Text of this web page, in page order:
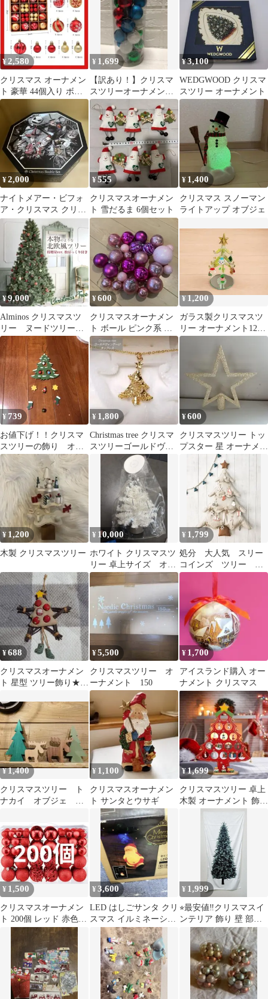
¥ 2,580
クリスマス オーナメン
ト 豪華 44個入り ボー
ル セット 北欧風 赤×ゴ
¥ 1,699
【訳あり！】クリスマ
スツリーオーナメント
3.5cm 24個入り クリス
マス飾り
¥3,100
WEDGWOOD クリスマ
スツリー オーナメント
¥2,000
ナイトメアー・ビフォ
ア・クリスマス クリス
マスオーナメントセッ
¥555
クリスマスオーナメン
ト 雪だるま 6個セット
¥ 1,400
クリスマス スノーマン
ライトアップ オブジェ
¥9,000
Alminos クリスマスツ
リー ヌードツリー
180cm
¥600
クリスマスオーナメン
ト ボール ピンク系 ま
とめ売り
¥1,200
ガラス製クリスマスツ
リー オーナメント12個
付き 卓上飾り
¥ 739
お値下げ！！クリスマ
スツリーの飾り オー
ナメント 木製
¥ 1,800
Christmas tree クリスマ
スツリーゴールドヴィ
ンテージネックレス
¥600
クリスマスツリー トッ
プスター 星 オーナメン
¥ 1,200
木製 クリスマスツリー
¥ 10,000
ホワイト クリスマスツ
リー 卓上サイズ オカ
ベマキコさんの作品
¥ 1,799
処分 大人気 スリー
コインズ ツリー
3COINS クリスマス
クリスマスツリー
¥688
クリスマスオーナメン
ト 星型 ツリー飾り★カ
み
¥5,500
クリスマスツリー オ
ーナメント 150
¥ 1,700
アイスランド購入 オー
ナメント クリスマス
¥1,400
クリスマスツリー ト
ナカイ オブジェ イ
物 オーナメント 木
製
¥ 1,100
クリスマスオーナメン
ト サンタとウサギ
¥1,699
クリスマスツリー 卓上
木製 オーナメント 飾り
¥ 1,500
クリスマスオーナメン
ト 200個 レッド 赤色
クリスマスツリー 飾り
¥3,600
LED はしごサンタ クリ
スマス イルミネーショ
¥ 1,999
⭐︎最安値‼️クリスマスイ
ンテリア 飾り 壁 部屋
窓 横71㎝、縦146㎝